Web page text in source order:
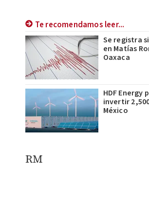
Te recomendamos leer...
Se registra
en Matías
Oaxaca
HDF Energy
invertir
México
RM